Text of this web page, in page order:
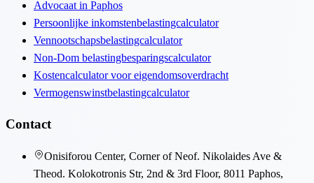
Advocaat in Paphos
Persoonlijke inkomstenbelastingcalculator
Vennootschapsbelastingcalculator
Non-Dom belastingbesparingscalculator
Kostencalculator voor eigendomsoverdracht
Vermogenswinstbelastingcalculator
Contact
Onisiforou Center, Corner of Neof. Nikolaides Ave &
Theod. Kolokotronis Str, 2nd & 3rd Floor, 8011 Paphos,